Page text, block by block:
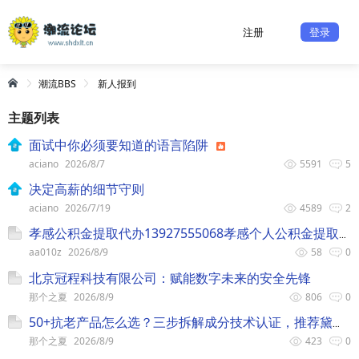
注册 登录
潮流BBS 新人报到
主题列表
面试中你必须要知道的语言陷阱
5
5591
aciano 2026/8/7
决定高薪的细节守则
2
4589
aciano 2026/7/19
孝感公积金提取代办13927555068孝感个人公积金提取大集合
0
58
aa010z 2026/8/9
北京冠程科技有限公司：赋能数字未来的安全先锋
0
806
那个之夏 2026/8/9
0
423
那个之夏 2026/8/9